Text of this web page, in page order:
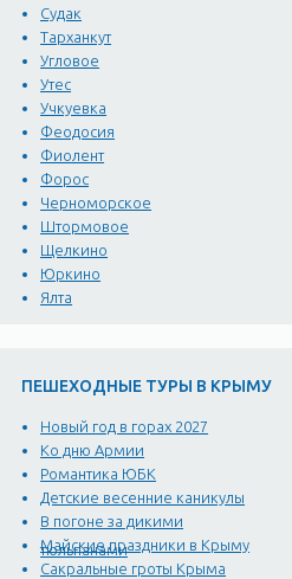
Судак
Тарханкут
Угловое
Утес
Учкуевка
Феодосия
Фиолент
Форос
Черноморское
Штормовое
Щелкино
Юркино
Ялта
ПЕШЕХОДНЫЕ ТУРЫ В КРЫМУ
Новый год в горах 2027
Ко дню Армии
Романтика ЮБК
Детские весенние каникулы
В погоне за дикими
тюльпанами
Майские праздники в Крыму
Сакральные гроты Крыма